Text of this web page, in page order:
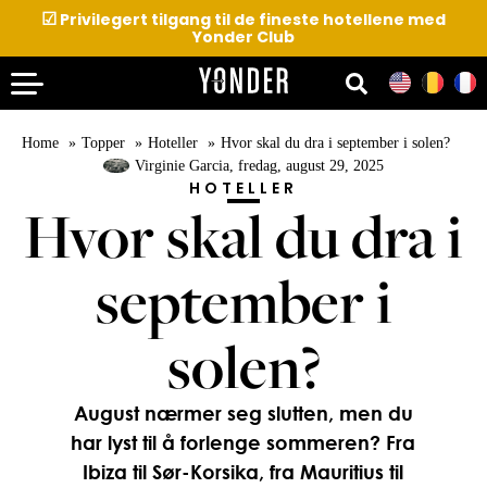
☑ Privilegert tilgang til de fineste hotellene med
Yonder Club
Home Topper Hoteller
Hvor skal du dra i september i solen?
Virginie Garcia, fredag, august 29, 2025
HOTELLER
Hvor skal du dra i
september i
solen?
August nærmer seg slutten, men du
har lyst til å forlenge sommeren? Fra
Ibiza til Sør-Korsika, fra Mauritius til